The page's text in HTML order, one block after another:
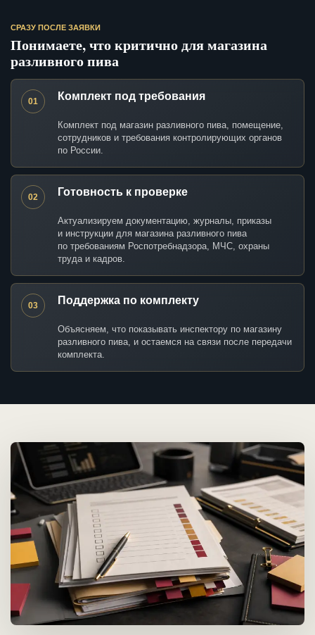
СРАЗУ ПОСЛЕ ЗАЯВКИ
Понимаете, что критично для магазина
разливного пива
01 Комплект под требования
Комплект под магазин разливного пива, помещение,
сотрудников и требования контролирующих органов
по России.
02 Готовность к проверке
Актуализируем документацию, журналы, приказы
и инструкции для магазина разливного пива
по требованиям Роспотребнадзора, МЧС, охраны
труда и кадров.
03 Поддержка по комплекту
Объясняем, что показывать инспектору по магазину
разливного пива, и остаемся на связи после передачи
комплекта.